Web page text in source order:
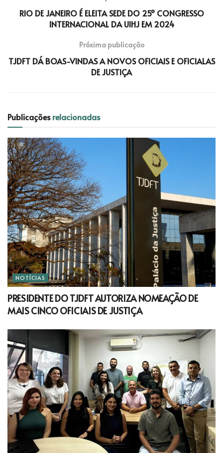
RIO DE JANEIRO É ELEITA SEDE DO 25º CONGRESSO
INTERNACIONAL DA UIHJ EM 2024
Próxima publicação
TJDFT DÁ BOAS-VINDAS A NOVOS OFICIAIS E OFICIALAS
DE JUSTIÇA
Publicaçõesrelacionadas
NOTÍCIAS
PRESIDENTE DO TJDFT AUTORIZA NOMEAÇÃO DE
MAIS CINCO OFICIAIS DE JUSTIÇA